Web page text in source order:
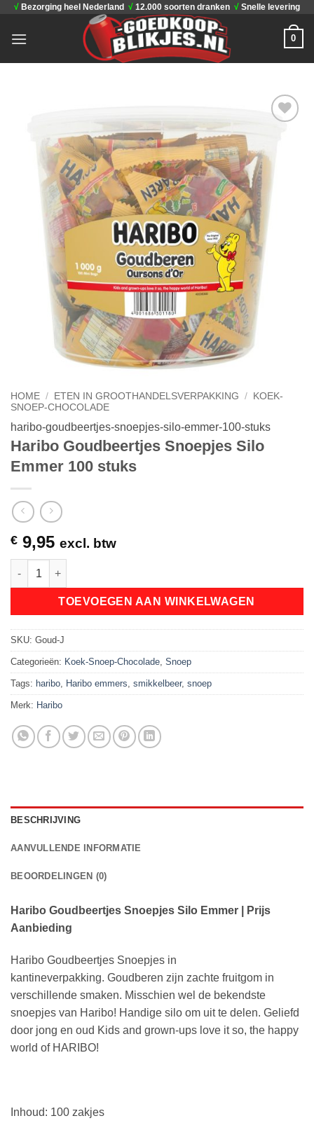
inhoud
√ Bezorging heel Nederland √ 12.000 soorten dranken √ Snelle levering
0
aan
verlanglijst
HOME / ETEN IN GROOTHANDELSVERPAKKING /
KOEK-
SNOEP-CHOCOLADE
haribo-goudbeertjes-snoepjes-silo-emmer-100-stuks
Haribo Goudbeertjes Snoepjes Silo
Emmer 100 stuks
€ 9,95 excl. btw
Haribo Goudbeertjes Snoepjes Silo Emmer 100 stuks aantal
TOEVOEGEN AAN WINKELWAGEN
SKU: Goud-J
Categorieën: Koek-Snoep-Chocolade, Snoep
Tags: haribo, Haribo emmers, smikkelbeer, snoep
Merk: Haribo
BESCHRIJVING
AANVULLENDE INFORMATIE
BEOORDELINGEN (0)
Haribo Goudbeertjes Snoepjes Silo Emmer | Prijs
Aanbieding
Haribo Goudbeertjes Snoepjes in
kantineverpakking. Goudberen zijn zachte fruitgom in
verschillende smaken. Misschien wel de bekendste
snoepjes van Haribo! Handige silo om uit te delen. Geliefd
door jong en oud Kids and grown-ups love it so, the happy
world of HARIBO!
Inhoud: 100 zakjes